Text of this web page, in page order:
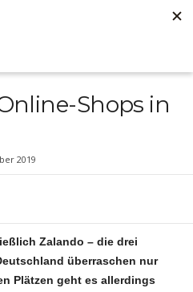
Shops in
2019
Zalando – die drei
überraschen nur
Plätzen geht es allerdings